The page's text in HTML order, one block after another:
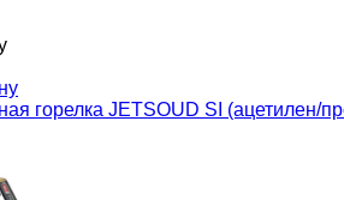
горелка JETSOUD SI (ацетилен/